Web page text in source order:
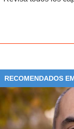
RECOMENDADOS